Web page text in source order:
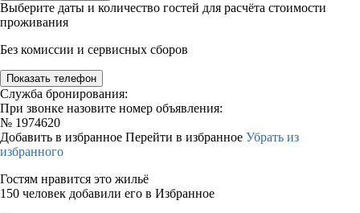
Выберите даты и количество гостей для расчёта стоимости
проживания
Без комиссии и сервисных сборов
Показать телефон
Служба бронирования:
При звонке назовите номер объявления:
№ 1974620
Добавить в избранное Перейти в избранное Убрать из
избранного
Гостям нравится это жильё
150 человек добавили его в Избранное